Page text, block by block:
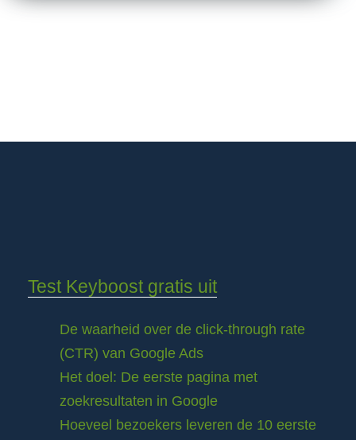
Test Keyboost gratis uit
De waarheid over de click-through rate
(CTR) van Google Ads
Het doel: De eerste pagina met
zoekresultaten in Google
Hoeveel bezoekers leveren de 10 eerste